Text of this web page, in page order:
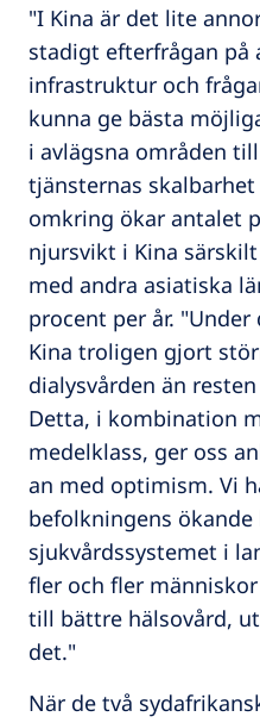
"I Kina är det lite
stadigt efterfrågan på
infrastruktur och
kunna ge bästa
i avlägsna områden
tjänsternas
omkring ökar antalet
njursvikt i Kina
med andra asiatiska
procent per år.
Kina troligen gjort
dialysvården än
Detta, i kombination
medelklass, ger oss
an med optimism. Vi
befolkningens ökande
sjukvårdssystemet i
fler och fler
till bättre hälsovård,
det."
När de två